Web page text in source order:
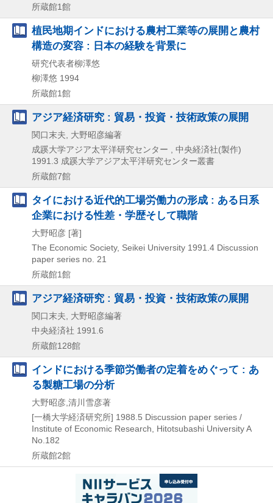
所蔵館1館
植民地期インドにおける農村工業等の展開と農村
構造の変容 : 日本の経験を背景に
研究代表者柳澤悠
柳澤悠 1994
所蔵館1館
アジア経済研究 : 貿易・投資・技術政策の展開
関口末夫, 大野昭彦編著
成蹊大学アジア太平洋研究センター , 中央経済社(製作)
1991.3 成蹊大学アジア太平洋研究センター叢書
所蔵館7館
タイにおける近代的工場労働力の形成 : ある日系
企業における性差・学歴そして職階
大野昭彦 [著]
The Economic Society, Seikei University 1991.4 Discussion
paper series no. 21
所蔵館1館
アジア経済研究 : 貿易・投資・技術政策の展開
関口末夫, 大野昭彦編著
中央経済社 1991.6
所蔵館128館
インドにおける季節労働者の定着をめぐって : あ
る製糖工場の分析
大野昭彦,清川雪彦著
[一橋大学経済研究所] 1988.5 Discussion paper series /
Institute of Economic Research,
Hitotsubashi University A
No.182
所蔵館2館